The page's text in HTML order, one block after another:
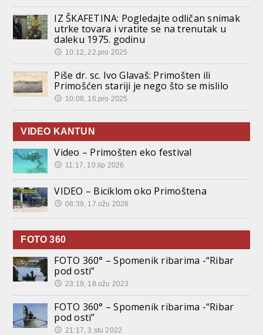
IZ ŠKAFETINA: Pogledajte odličan snimak
utrke tovara i vratite se na trenutak u
daleku 1975. godinu
10:12, 22.pro 2025
Piše dr. sc. Ivo Glavaš: Primošten ili
Primošćen stariji je nego što se mislilo
10:08, 16.pro 2025
VIDEO KANTUN
Video – Primošten eko festival
11:17, 10.lip 2026
VIDEO – Biciklom oko Primoštena
08:39, 17.ožu 2026
FOTO 360
FOTO 360° – Spomenik ribarima -“Ribar
pod osti”
23:19, 18.ožu 2023
FOTO 360° – Spomenik ribarima -“Ribar
pod osti”
21:17, 3.stu 2022